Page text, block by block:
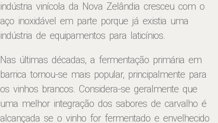
indústria vinícola da Nova Zelândia cresceu com o
aço inoxidável em parte porque já existia uma
indústria de equipamentos para laticínios.
Nas últimas décadas, a fermentação primária em
barrica tornou-se mais popular, principalmente para
os vinhos brancos. Considera-se geralmente que
uma melhor integração dos sabores de carvalho é
alcançada se o vinho for fermentado e envelhecido